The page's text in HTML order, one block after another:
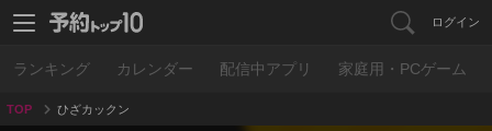
ログイン
ランキング カレンダー 配信中アプリ 家庭用・PCゲーム
TOP ひざカックン